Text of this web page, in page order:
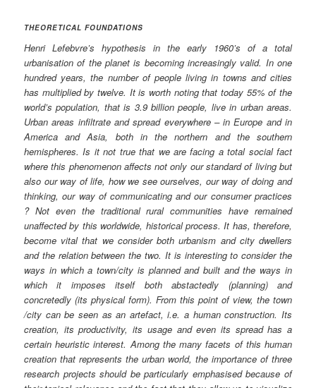
THEORETICAL FOUNDATIONS
Henri Lefebvre’s hypothesis in the early 1960’s of a total
urbanisation of the planet is becoming increasingly valid. In one
hundred years, the number of people living in towns and cities
has multiplied by twelve. It is worth noting that today 55% of the
world’s population, that is 3.9 billion people, live in urban areas.
Urban areas infiltrate and spread everywhere – in Europe and in
America and Asia, both in the northern and the southern
hemispheres. Is it not true that we are facing a total social fact
where this phenomenon affects not only our standard of living but
also our way of life, how we see ourselves, our way of doing and
thinking, our way of communicating and our consumer practices
? Not even the traditional rural communities have remained
unaffected by this worldwide, historical process. It has, therefore,
become vital that we consider both urbanism and city dwellers
and the relation between the two. It is interesting to consider the
ways in which a town/city is planned and built and the ways in
which it imposes itself both abstactedly (planning) and
concretedly (its physical form). From this point of view, the town
/city can be seen as an artefact, i.e. a human construction. Its
creation, its productivity, its usage and even its spread has a
certain heuristic interest. Among the many facets of this human
creation that represents the urban world, the importance of three
research projects should be particularly emphasised because of